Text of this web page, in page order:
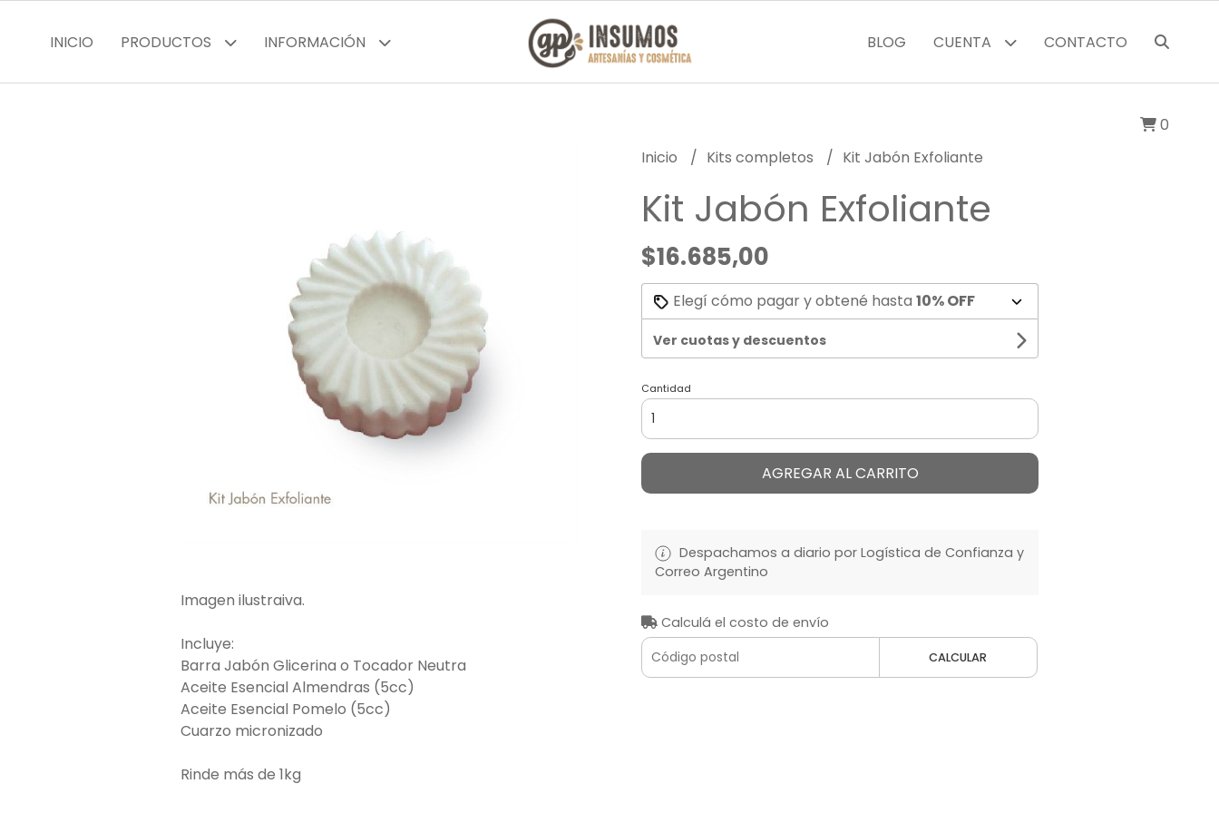
INICIO PRODUCTOS INFORMACIÓN BLOG CUENTA CONTACTO
0
Imagen ilustraiva.
Incluye:
Barra Jabón Glicerina o Tocador Neutra
Aceite Esencial Almendras (5cc)
Aceite Esencial Pomelo (5cc)
Cuarzo micronizado
Rinde más de 1kg
Inicio Kits completos Kit Jabón Exfoliante
Kit Jabón Exfoliante
$16.685,00
Elegí cómo pagar y obtené hasta 10% OFF
Ver cuotas y descuentos
Cantidad
AGREGAR AL CARRITO
Despachamos a diario por Logística de Confianza y
Correo Argentino
Calculá el costo de envío
CALCULAR